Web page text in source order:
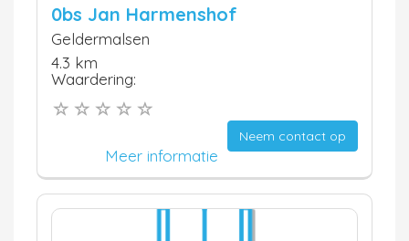
0bs Jan Harmenshof
Geldermalsen
4.3 km
Waardering:
Neem contact op
Meer informatie